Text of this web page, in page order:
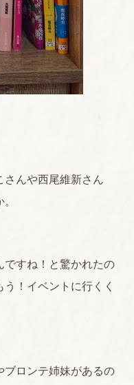
さんや西尾維新さん
ですね！と驚かれたの
！イベントに行くく
ブロンテ姉妹があるの